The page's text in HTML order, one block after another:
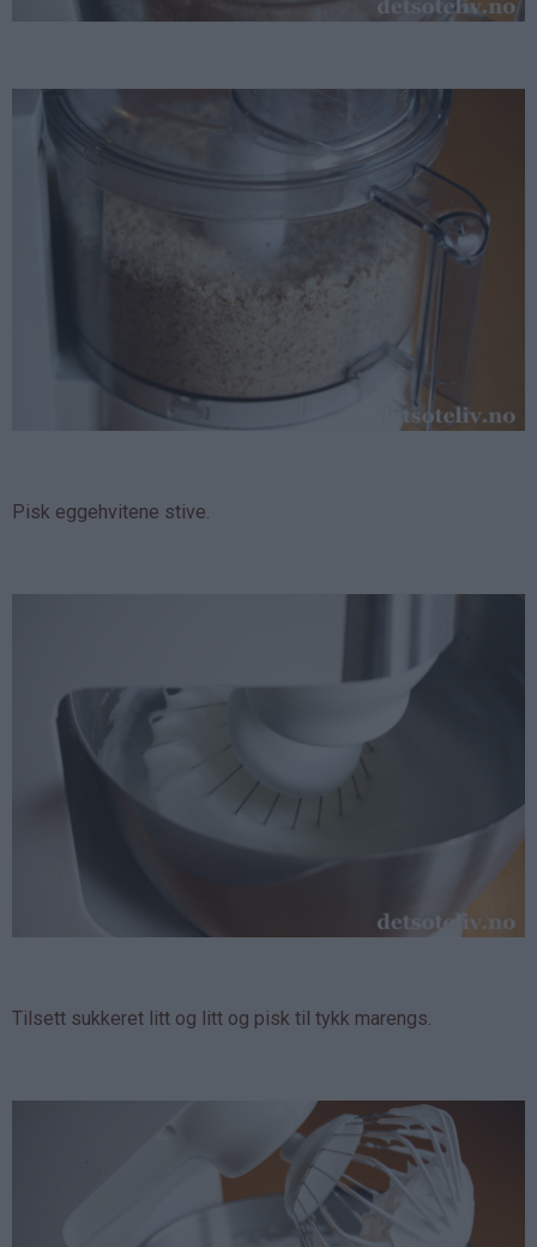
Pisk eggehvitene stive.
Tilsett sukkeret litt og litt og pisk til tykk marengs.